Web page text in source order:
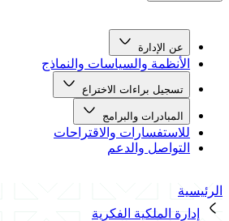
عن الإدارة
الأنظمة والسياسات والنماذج
تسجيل براءات الاختراع
المبادرات والبرامج
للاستفسارات والاقتراحات
التواصل والدعم
الرئيسية
إدارة الملكية الفكرية